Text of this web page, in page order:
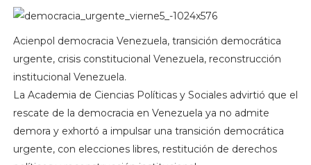
Acienpol democracia Venezuela, transición democrática
urgente, crisis constitucional Venezuela, reconstrucción
institucional Venezuela.
La Academia de Ciencias Políticas y Sociales advirtió que el
rescate de la democracia en Venezuela ya no admite
demora y exhortó a impulsar una transición democrática
urgente, con elecciones libres, restitución de derechos